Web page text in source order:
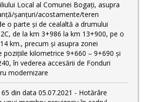
Local al Comunei Bogați, asupra
șanțuri/acostamente/teren
o parte și de cealaltă a drumului
de la km 3+986 la km 13+900, pe o
km., precum și asupra zonei
pozițiile kilometrice 9+660 – 9+690 și
în vederea accesării de Fonduri
modernizare
din data 05.07.2021 - Hotărâre